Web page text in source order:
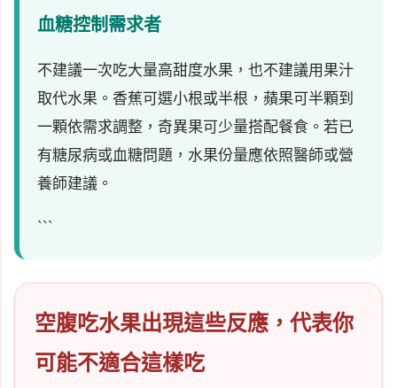
血糖控制需求者
不建議一次吃大量高甜度水果，也不建議用果汁
取代水果。香蕉可選小根或半根，蘋果可半顆到
一顆依需求調整，奇異果可少量搭配餐食。若已
有糖尿病或血糖問題，水果份量應依照醫師或營
養師建議。
```
空腹吃水果出現這些反應，代表你
可能不適合這樣吃